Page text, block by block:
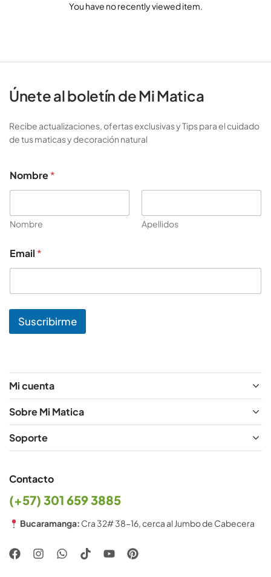
You have no recently viewed item.
Únete al boletín de Mi Matica
Recibe actualizaciones, ofertas exclusivas y Tips para el cuidado
de tus maticas y decoración natural
E
m
i
l
a
i
Nombre*
Nombre Apellidos
Email *
Suscribirme
Mi cuenta
Sobre Mi Matica
Soporte
Contacto
(+57) 301 659 3885
Bucaramanga: Cra 32# 38-16, cerca al Jumbo de Cabecera